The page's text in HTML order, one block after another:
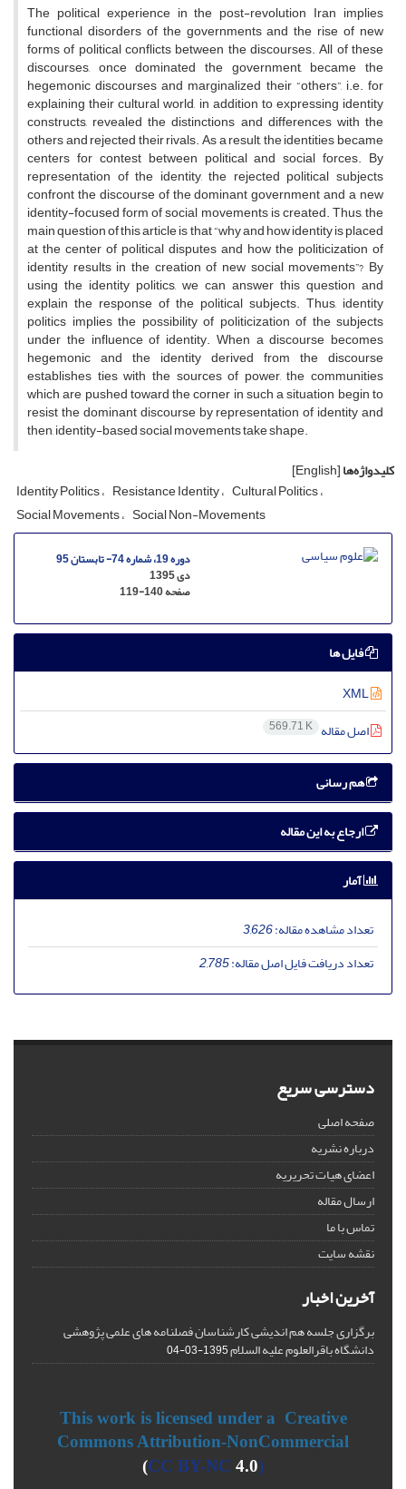
The political experience in the post-revolution Iran implies
functional disorders of the governments and the rise of new
forms of political conflicts between the discourses. All of these
discourses, once dominated the government, became the
hegemonic discourses and marginalized their “others”, i.e. for
explaining their cultural world, in addition to expressing identity
constructs, revealed the distinctions and differences with the
others and rejected their rivals. As a result, the identities became
centers for contest between political and social forces. By
representation of the identity, the rejected political subjects
confront the discourse of the dominant government and a new
identity-focused form of social movements is created. Thus, the
main question of this article is that “why and how identity is placed
at the center of political disputes and how the politicization of
identity results in the creation of new social movements”? By
using the identity politics, we can answer this question and
explain the response of the political subjects. Thus, identity
politics implies the possibility of politicization of the subjects
under the influence of identity. When a discourse becomes
hegemonic and the identity derived from the discourse
establishes ties with the sources of power, the communities
which are pushed toward the corner in such a situation begin to
resist the dominant discourse by representation of identity and
then, identity-based social movements take shape.
کلیدواژه‌ها[English]
Identity Politics Resistance Identity Cultural Politics
Social Movements Social Non-Movements
دوره 19، شماره 74- تابستان 95
دی 1395
صفحه119-140
فایل ها
اصل مقاله 569.71 K
هم رسانی
ارجاع به این مقاله
آمار
تعداد مشاهده مقاله:3,626
تعداد دریافت فایل اصل مقاله:2,785
دسترسی سریع
صفحه اصلی
درباره نشریه
اعضای هیات تحریریه
ارسال مقاله
تماس با ما
نقشه سایت
آخرین اخبار
برگزاری جلسه هم اندیشی کارشناسان فصلنامه های علمی پژوهشی
دانشگاه باقرالعلوم علیه السلام1395-03-04
This work is licensed under a Creative
Commons Attribution-NonCommercial
(
CC BY-NC 4.0)